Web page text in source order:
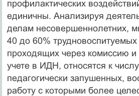
профилактических
единичны. Анализируя
делам несовершеннолетних,
40 до 60% трудновоспитуемых
проходящих через комиссию и
учете в ИДН, относятся к
педагогически запушенных,
работу с которыми более